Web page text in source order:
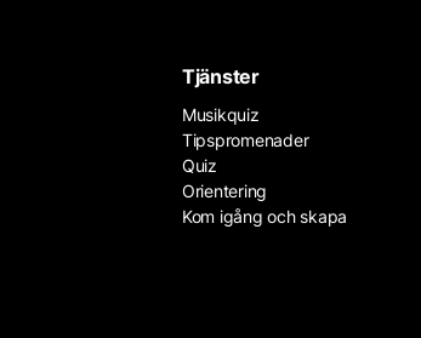
Tjänster
Musikquiz
Tipspromenader
Quiz
Orientering
Kom igång och skapa